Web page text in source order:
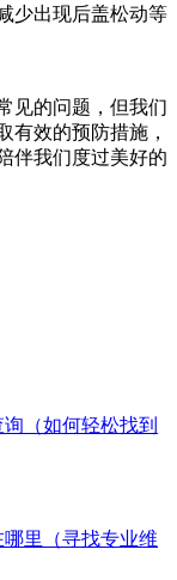
少出现后盖松动等
见的问题，但我们
有效的预防措施，
伴我们度过美好的
（如何轻松找到
里（寻找专业维